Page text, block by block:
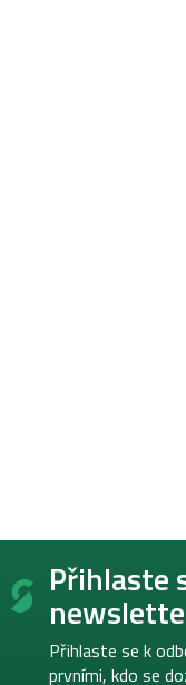
Z
Přihlaste
Přihlaste se k
prvními, kdo se